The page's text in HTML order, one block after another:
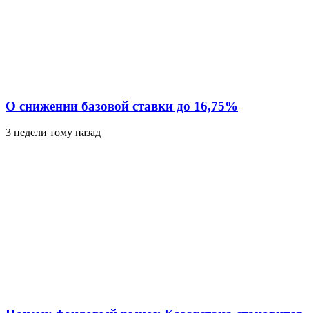
О снижении базовой ставки до 16,75%
3 недели тому назад